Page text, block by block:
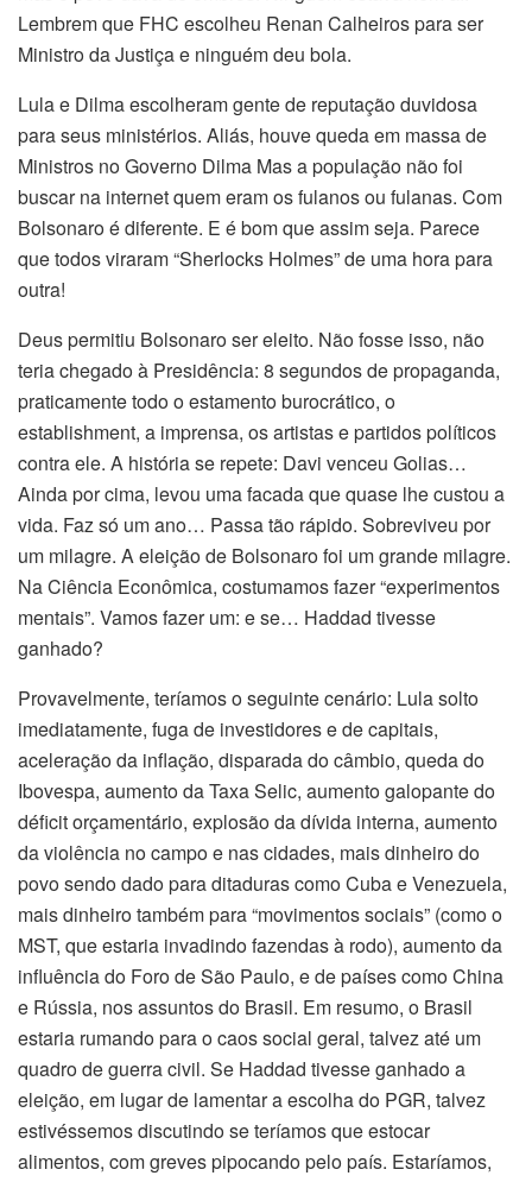
Lembrem que FHC escolheu Renan Calheiros para ser
Ministro da Justiça e ninguém deu bola.
Lula e Dilma escolheram gente de reputação duvidosa
para seus ministérios. Aliás, houve queda em massa de
Ministros no Governo Dilma Mas a população não foi
buscar na internet quem eram os fulanos ou fulanas. Com
Bolsonaro é diferente. E é bom que assim seja. Parece
que todos viraram “Sherlocks Holmes” de uma hora para
outra!
Deus permitiu Bolsonaro ser eleito. Não fosse isso, não
teria chegado à Presidência: 8 segundos de propaganda,
praticamente todo o estamento burocrático, o
establishment, a imprensa, os artistas e partidos políticos
contra ele. A história se repete: Davi venceu Golias…
Ainda por cima, levou uma facada que quase lhe custou a
vida. Faz só um ano… Passa tão rápido. Sobreviveu por
um milagre. A eleição de Bolsonaro foi um grande milagre.
Na Ciência Econômica, costumamos fazer “experimentos
mentais”. Vamos fazer um: e se… Haddad tivesse
ganhado?
Provavelmente, teríamos o seguinte cenário: Lula solto
imediatamente, fuga de investidores e de capitais,
aceleração da inflação, disparada do câmbio, queda do
Ibovespa, aumento da Taxa Selic, aumento galopante do
déficit orçamentário, explosão da dívida interna, aumento
da violência no campo e nas cidades, mais dinheiro do
povo sendo dado para ditaduras como Cuba e Venezuela,
mais dinheiro também para “movimentos sociais” (como o
MST, que estaria invadindo fazendas à rodo), aumento da
influência do Foro de São Paulo, e de países como China
e Rússia, nos assuntos do Brasil. Em resumo, o Brasil
estaria rumando para o caos social geral, talvez até um
quadro de guerra civil. Se Haddad tivesse ganhado a
eleição, em lugar de lamentar a escolha do PGR, talvez
estivéssemos discutindo se teríamos que estocar
alimentos, com greves pipocando pelo país. Estaríamos,